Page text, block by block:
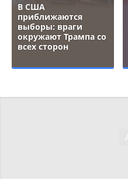
В США
приближаются
выборы: враги
окружают Трампа со
всех сторон